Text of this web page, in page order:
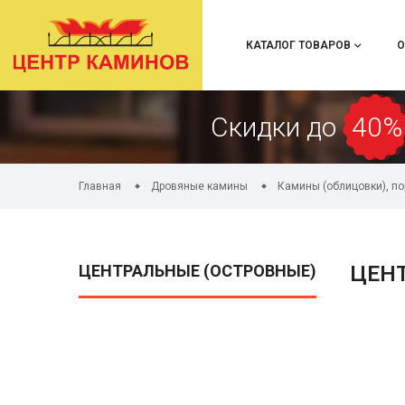
КАТАЛОГ ТОВАРОВ
Скидки до 40%
Главная Дровяные камины Камины (облицовки),
ЦЕНТРАЛЬНЫЕ (ОСТРОВНЫЕ)